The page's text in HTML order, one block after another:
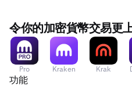
令你的加密貨幣交易更
Pro Kraken Krak
功能